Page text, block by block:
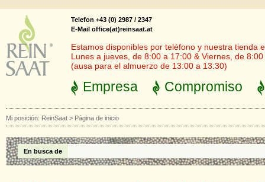
Telefon +43 (0) 2987 / 2347
E-Mail office(at)reinsaat.at
Estamos disponibles por teléfono y nuestra tienda
Lunes a jueves, de 8:00 a 17:00 & Viernes, de
(ausa para el almuerzo de 13:00 a 13:30)
Empresa Compromiso
Mi posición: ReinSaat > Página de inicio
En busca de